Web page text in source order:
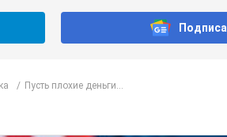
Пусть плохие деньги...